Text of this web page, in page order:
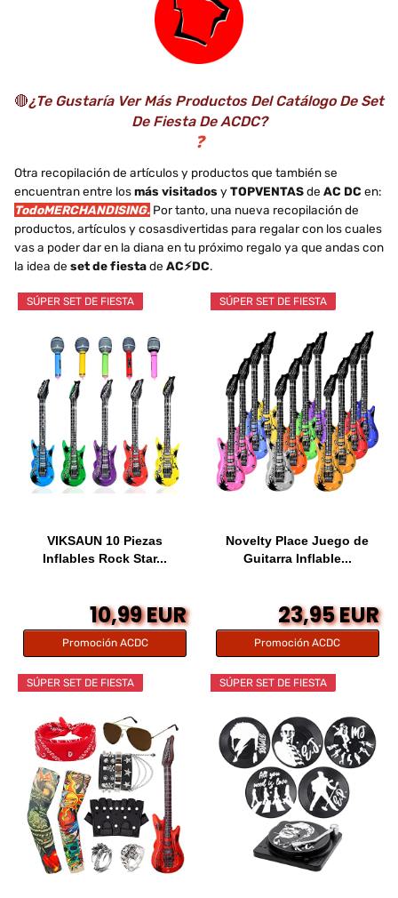
🔴¿Te Gustaría Ver Más Productos Del Catálogo De Set
De Fiesta De ACDC?
❓
Otra recopilación de artículos y productos que también se
encuentran entre losmás visitados y TOPVENTASde AC DC en:
TodoMERCHANDISING. Por tanto, una nueva recopilación de
productos, artículos y cosasdivertidas para regalar con los cuales
vas a poder dar en la diana en tu próximo regalo ya que andas con
la idea de set de fiestade AC⚡DC.
SÚPER SET DE FIESTA
VIKSAUN 10 Piezas
Inflables Rock Star...
10,99 EUR
Promoción ACDC
SÚPER SET DE FIESTA
Novelty Place Juego de
Guitarra Inflable...
23,95 EUR
Promoción ACDC
SÚPER SET DE FIESTA SÚPER SET DE FIESTA